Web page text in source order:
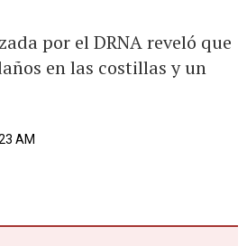
por el DRNA reveló que
en las costillas y un
AM